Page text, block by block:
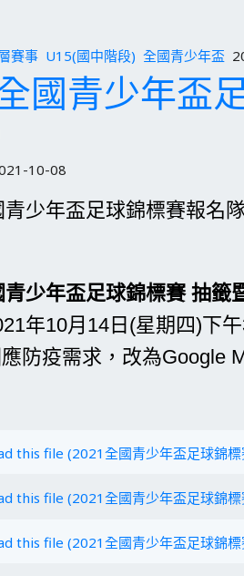
賽事 U15(國中階段) 全國青少年盃
國青少年盃
10-08
少年盃足球錦標賽報名
青少年盃足球錦標賽 抽籤
年10月14日(星期四)下
防疫需求，改為Google